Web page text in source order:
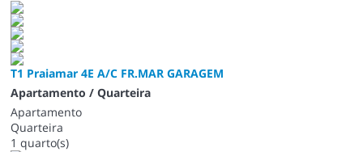
T1 Praiamar 4E A/C FR.MAR GARAGEM
Apartamento / Quarteira
Apartamento
Quarteira
1 quarto(s)